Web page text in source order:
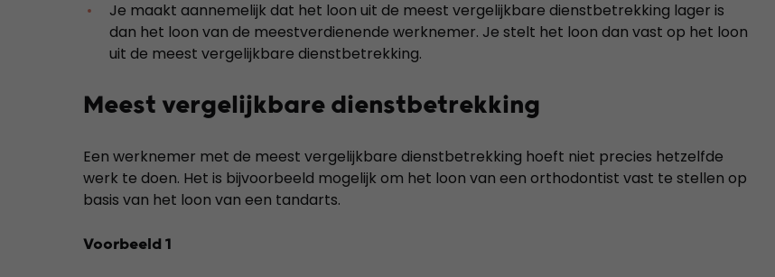
Je maakt aannemelijk dat het loon uit de meest vergelijkbare dienstbetrekking lager is
dan het loon van de meestverdienende werknemer. Je stelt het loon dan vast op het loon
uit de meest vergelijkbare dienstbetrekking.
Meest vergelijkbare dienstbetrekking
Een werknemer met de meest vergelijkbare dienstbetrekking hoeft niet precies hetzelfde
werk te doen. Het is bijvoorbeeld mogelijk om het loon van een orthodontist vast te stellen op
basis van het loon van een tandarts.
Voorbeeld 1